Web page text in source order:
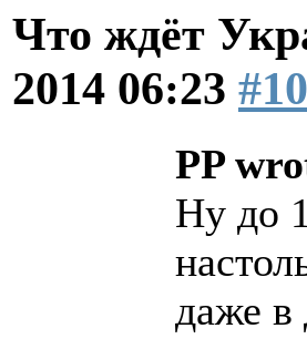
Что ждёт
2014 06:23
PP
Ну до
даже в